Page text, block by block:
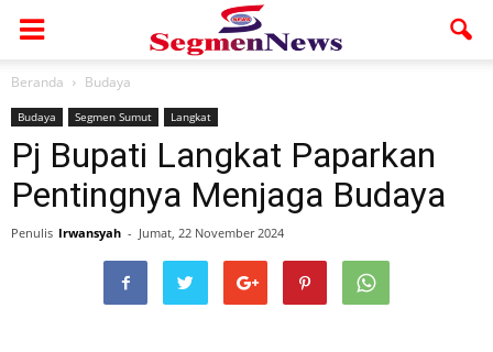
Beranda Budaya
Budaya Segmen Sumut Langkat
Pj Bupati Langkat Paparkan
Pentingnya Menjaga Budaya
Penulis Irwansyah - Jumat, 22 November 2024